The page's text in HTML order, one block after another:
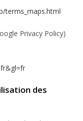
terms_maps.html
Privacy Policy)
des